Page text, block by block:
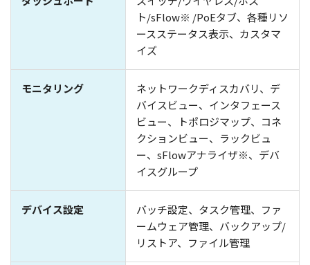
ト/sFlow※ /PoEタブ、各種リソ
ースステータス表示、カスタマ
イズ
モニタリング
ネットワークディスカバリ、デ
バイスビュー、インタフェース
ビュー、トポロジマップ、コネ
クションビュー、ラックビュ
ー、sFlowアナライザ※、デバ
イスグループ
デバイス設定
バッチ設定、タスク管理、ファ
ームウェア管理、バックアップ/
リストア、ファイル管理